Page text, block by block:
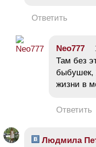
Ответить
Neo777
Там без
быбушек,
жизни в
Ответить
Людмила